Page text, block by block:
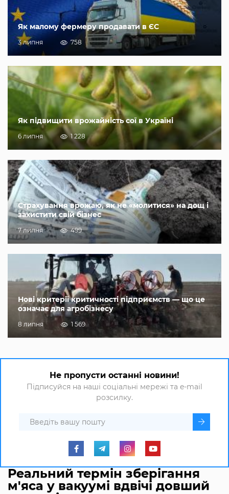
Як малому фермеру продавати в ЄС
3 липня 758
Як підвищити врожайність сої в Україні
6 липня 1 228
Страхування врожаю, як не «молитися» на дощ і
захистити свій бізнес
7 липня 499
Нові критерії критичності підприємств — що це
означає для агробізнесу
8 липня 1 569
Не пропусти останні новини!
Підписуйся на наші соціальні мережі та e-mail
розсилку.
Реальний термін зберігання
м'яса у вакуумі вдвічі довший